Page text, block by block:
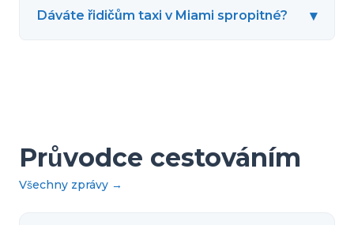
Dáváte řidičům taxi v Miami spropitné? ▾
Průvodce cestováním
Všechny zprávy →